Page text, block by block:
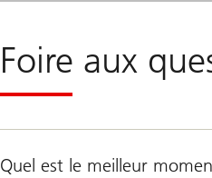
Foire aux
Quel est le meilleur